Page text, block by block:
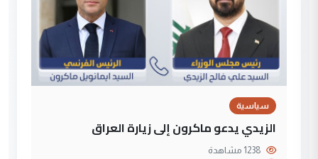
سياسية
الزيدي يدعو ماكرون إلى زيارة العراق